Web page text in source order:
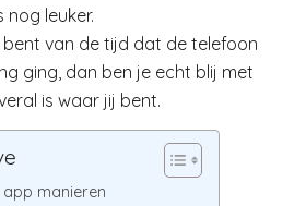
nog leuker.
bent van de tijd dat de telefoon
ging, dan ben je echt blij met
is waar jij bent.
manieren